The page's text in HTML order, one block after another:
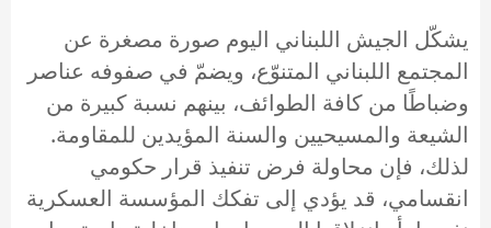
يشكّل الجيش اللبناني اليوم صورة مصغرة عن
المجتمع اللبناني المتنوّع، ويضمّ في صفوفه عناصر
وضباطًا من كافة الطوائف، بينهم نسبة كبيرة من
الشيعة والمسيحيين والسنة المؤيدين للمقاومة.
لذلك، فإن محاولة فرض تنفيذ قرار حكومي
انقسامي، قد يؤدي إلى تفكك المؤسسة العسكرية